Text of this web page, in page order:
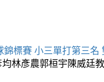
標賽 小三單打第三名
林彥農郭桓宇陳威廷